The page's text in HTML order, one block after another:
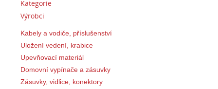
Kategorie
Výrobci
Kabely a vodiče, příslušenství
Uložení vedení, krabice
Upevňovací materiál
Domovní vypínače a zásuvky
Zásuvky, vidlice, konektory